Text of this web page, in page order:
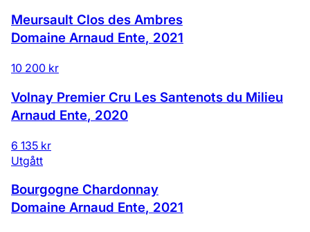
Meursault Clos des Ambres
Domaine Arnaud Ente, 2021
10 200 kr
Volnay Premier Cru Les Santenots du Milieu
Arnaud Ente, 2020
6 135 kr
Utgått
Bourgogne Chardonnay
Domaine Arnaud Ente, 2021